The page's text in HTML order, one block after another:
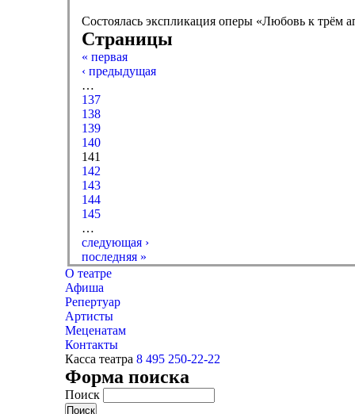
Состоялась экспликация оперы «Любовь к трём
Страницы
« первая
‹ предыдущая
…
137
138
139
140
141
142
143
144
145
…
следующая ›
последняя »
О театре
Афиша
Репертуар
Артисты
Меценатам
Контакты
Касса театра 8 495 250-22-22
Форма поиска
Поиск